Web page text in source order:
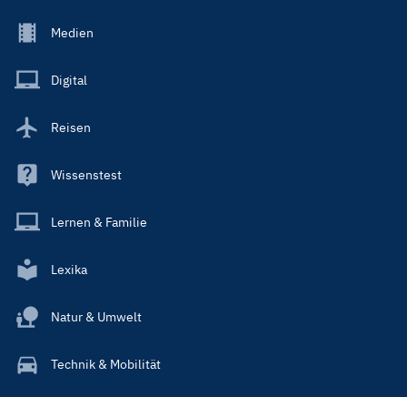
Footer
Main
Medien
Digital
Reisen
Wissenstest
Lernen & Familie
Lexika
Natur & Umwelt
Technik & Mobilität